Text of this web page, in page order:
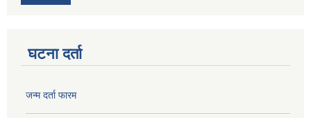
घटना दर्ता
जन्म दर्ता फारम